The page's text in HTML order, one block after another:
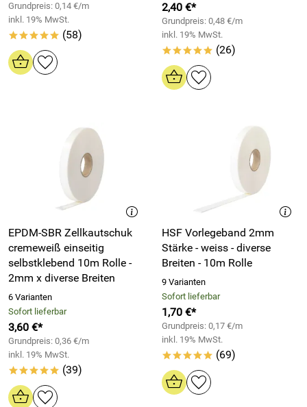
Grundpreis: 0,14 €/m
inkl. 19% MwSt.
***** (58)
2,40 €*
Grundpreis: 0,48 €/m
inkl. 19% MwSt.
***** (26)
EPDM-SBR Zellkautschuk
cremeweiß einseitig
selbstklebend 10m Rolle -
2mm x diverse Breiten
6 Varianten
Sofort lieferbar
3,60 €*
Grundpreis: 0,36 €/m
inkl. 19% MwSt.
***** (39)
HSF Vorlegeband 2mm
Stärke - weiss - diverse
Breiten - 10m Rolle
9 Varianten
Sofort lieferbar
1,70 €*
Grundpreis: 0,17 €/m
inkl. 19% MwSt.
***** (69)